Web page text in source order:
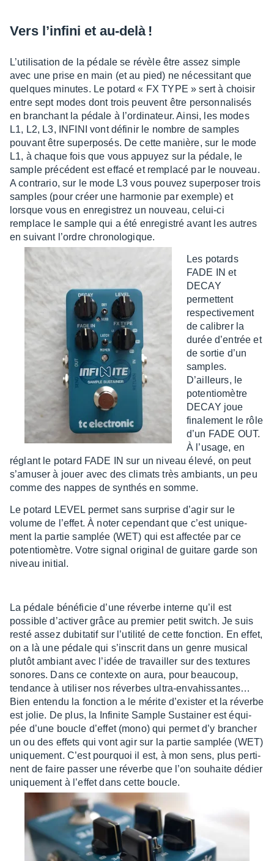
Vers l’in­fini et au-delà !
L’uti­li­sa­tion de la pédale se révèle être assez simple
avec une prise en main (et au pied) ne néces­si­tant que
quelques minutes. Le potard « FX TYPE » sert à choi­sir
entre sept modes dont trois peuvent être person­na­li­sés
en bran­chant la pédale à l’or­di­na­teur. Ainsi, les modes
L1, L2, L3, INFINI vont défi­nir le nombre de samples
pouvant être super­po­sés. De cette manière, sur le mode
L1, à chaque fois que vous appuyez sur la pédale, le
sample précé­dent est effacé et remplacé par le nouveau.
A contra­rio, sur le mode L3 vous pouvez super­po­ser trois
samples (pour créer une harmo­nie par exemple) et
lorsque vous en enre­gis­trez un nouveau, celui-ci
remplace le sample qui a été enre­gis­tré avant les autres
en suivant l’ordre chro­no­lo­gique.
Les potards
FADE IN et
DECAY
permettent
respec­ti­ve­ment
de cali­brer la
durée d’en­trée et
de sortie d’un
samples.
D’ailleurs, le
poten­tio­mètre
DECAY joue
fina­le­ment le rôle
d’un FADE OUT.
À l’usage, en
réglant le potard FADE IN sur un niveau élevé, on peut
s’amu­ser à jouer avec des climats très ambiants, un peu
comme des nappes de synthés en somme.
Le potard LEVEL permet sans surprise d’agir sur le
volume de l’ef­fet. À noter cepen­dant que c’est unique­
ment la partie samplée (WET) qui est affec­tée par ce
poten­tio­mètre. Votre signal origi­nal de guitare garde son
niveau initial.
La pédale béné­fi­cie d’une réverbe interne qu’il est
possible d’ac­ti­ver grâce au premier petit switch. Je suis
resté assez dubi­ta­tif sur l’uti­lité de cette fonc­tion. En effet,
on a là une pédale qui s’ins­crit dans un genre musi­cal
plutôt ambiant avec l’idée de travailler sur des textures
sonores. Dans ce contexte on aura, pour beau­coup,
tendance à utili­ser nos réverbes ultra-enva­his­san­tes…
Bien entendu la fonc­tion a le mérite d’exis­ter et la réverbe
est jolie. De plus, la Infi­nite Sample Sustai­ner est équi­
pée d’une boucle d’ef­fet (mono) qui permet d’y bran­cher
un ou des effets qui vont agir sur la partie samplée (WET)
unique­ment. C’est pourquoi il est, à mon sens, plus perti­
nent de faire passer une réverbe que l’on souhaite dédier
unique­ment à l’ef­fet dans cette boucle.